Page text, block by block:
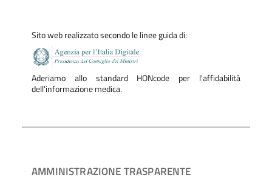
Sito web realizzato secondo le linee guida di:
Aderiamo allo standard HONcode per l'affidabilità
dell'informazione medica.
AMMINISTRAZIONE TRASPARENTE